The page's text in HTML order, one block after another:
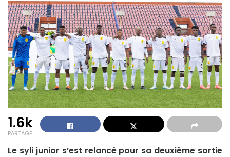
1.6k
PARTAGE
Le syli junior s’est relancé pour sa deuxième sortie